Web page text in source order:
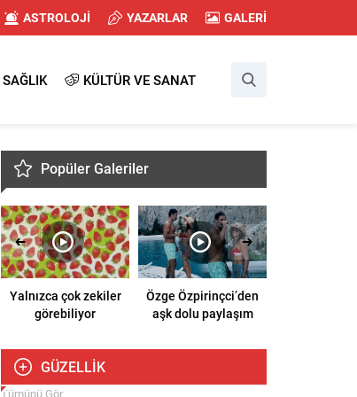
ASTROLOJİ YAZARLAR GALERİ
SAĞLIK KÜLTÜR VE SANAT
Popüler Galeriler
Yalnızca çok zekiler
görebiliyor
Özge Özpirinçci’den
aşk dolu paylaşım
GÜZELLİK
Tümünü Gör